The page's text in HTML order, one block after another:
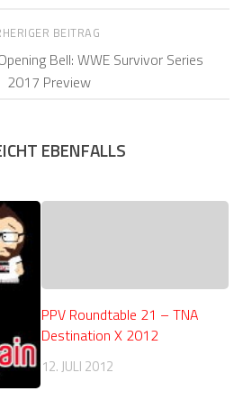
BEITRAG
Bell: WWE Survivor Series
2017 Preview
EBENFALLS
PPV Roundtable 21 – TNA
Destination X 2012
12. JULI 2012